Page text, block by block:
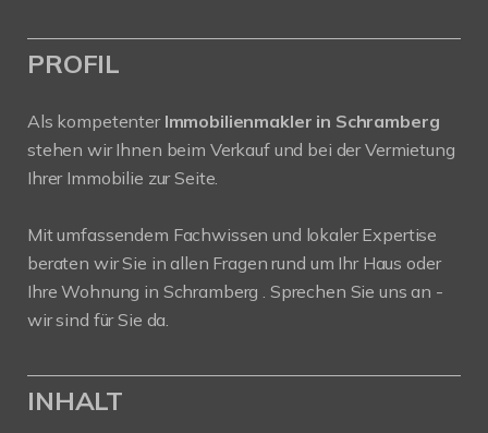
PROFIL
Als kompetenter Immobilienmakler in Schramberg
stehen wir Ihnen beim Verkauf und bei der Vermietung
Ihrer Immobilie zur Seite.
Mit umfassendem Fachwissen und lokaler Expertise
beraten wir Sie in allen Fragen rund um Ihr Haus oder
Ihre Wohnung in Schramberg . Sprechen Sie uns an -
wir sind für Sie da.
INHALT